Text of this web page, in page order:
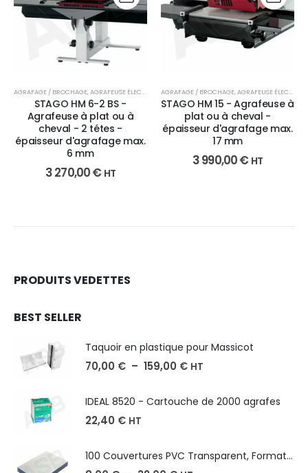
AGRAFAGE / BROCHAGE,AGRAFEUSE ÉLECTRIQUE ,FAÇONNAGE
STAGO HM 6-2 BS -
Agrafeuse à plat ou à
cheval - 2 tétes -
épaisseur d'agrafage max.
6 mm
3 270,00€ HT
AGRAFAGE / BROCHAGE,AGRAFEUSE ÉLECTRIQUE
STAGO HM 15 - Agrafeuse à
plat ou à cheval -
épaisseur d'agrafage max.
17 mm
3 990,00€ HT
PRODUITS VEDETTES
BEST SELLER
Taquoir en plastique pour Massicot
70,00 € – 159,00 € HT
IDEAL 8520 - Cartouche de 2000 agrafes
22,40 € HT
100 Couvertures PVC Transparent, Format A3-A4-A5